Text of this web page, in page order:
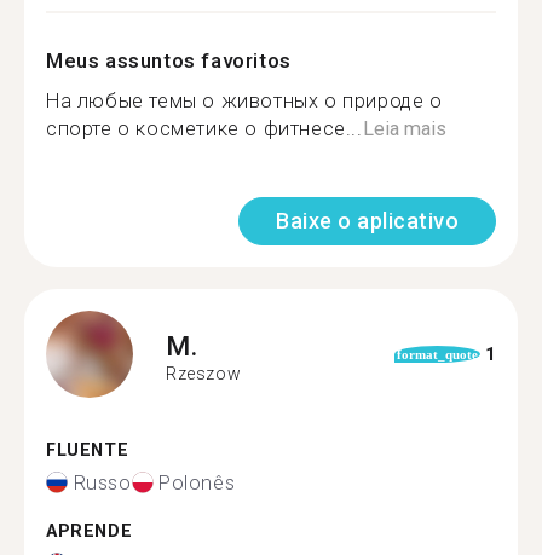
Meus assuntos favoritos
На любые темы о животных о природе о
спорте о косметике о фитнесе...Leia mais
Baixe o aplicativo
M.
Rzeszow
format_quote 1
FLUENTE
Russo Polonês
APRENDE